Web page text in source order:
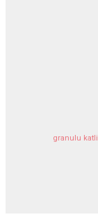
granulu katli